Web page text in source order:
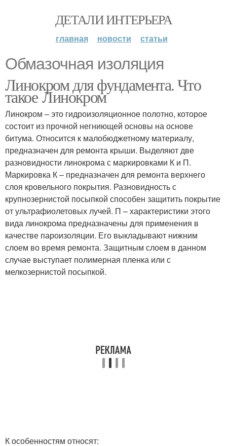
ДЕТАЛИ ИНТЕРЬЕРА
главная новости статьи
Обмазочная изоляция
Линокром для фундамента. Что
такое Линокром
Линокром – это гидроизоляционное полотно, которое
состоит из прочной негниющей основы на основе
битума. Относится к малобюджетному материалу,
предназначен для ремонта крыши. Выделяют две
разновидности линокрома с маркировками К и П.
Маркировка К – предназначен для ремонта верхнего
слоя кровельного покрытия. Разновидность с
крупнозернистой посыпкой способен защитить покрытие
от ультрафиолетовых лучей. П – характеристики этого
вида линокрома предназначены для применения в
качестве пароизоляции. Его выкладывают нижним
слоем во время ремонта. Защитным слоем в данном
случае выступает полимерная пленка или с
мелкозернистой посыпкой.
К особенностям относят: